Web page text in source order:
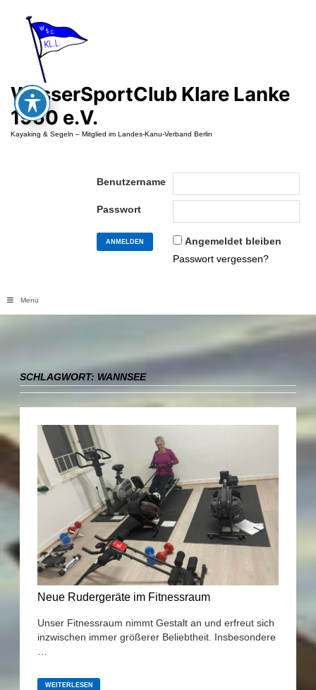
springen
WasserSportClub Klare Lanke
1950 e.V.
Kayaking & Segeln – Mitglied im Landes-Kanu-Verband Berlin
Benutzername
Passwort
Angemeldet bleiben
Passwort vergessen?
Menü
SCHLAGWORT: WANNSEE
Neue Rudergeräte im Fitnessraum
Unser Fitnessraum nimmt Gestalt an und erfreut sich
inzwischen immer größerer Beliebtheit. Insbesondere
NEUE
RUDERGERÄTE
WEITERLESEN